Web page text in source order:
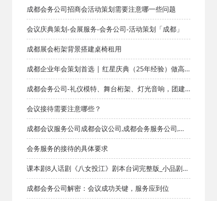
成都会务公司招商会活动策划需要注意哪一些问题
会议庆典策划-会展服务-会务公司-活动策划「成都」
成都展会桁架背景搭建桌椅租用
成都企业年会策划首选 | 红星庆典（25年经验）做高
端/传统/颁奖年会，1000+企业验证
成都会务公司-礼仪模特、舞台桁架、灯光音响，团建
展台，美陈，广告等
会议接待需要注意哪些？
成都会议服务公司成都会议公司,成都会务服务公司,成
都会务公司,成都会务会议服务公司,成都会展会议公司,
成都会场布置,成都会议服务公司,成都的会务公司,成都
会议活动公司
会务服务的接待的具体要求
课本剧8人话剧《八女投江》剧本台词完整版_小品剧本
库_知识库_成都活动公司网_策划网_方案网_文案网_文
成都会务公司解密：会议成功关键，服务应到位